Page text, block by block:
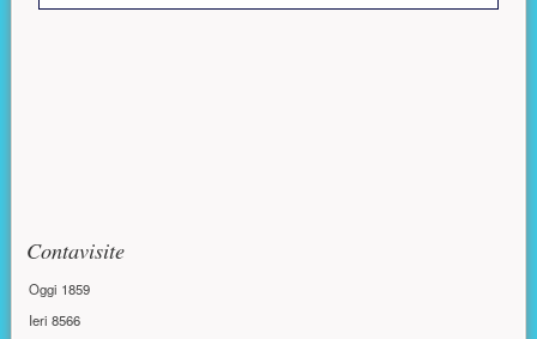
Contavisite
Oggi 1859
Ieri8566